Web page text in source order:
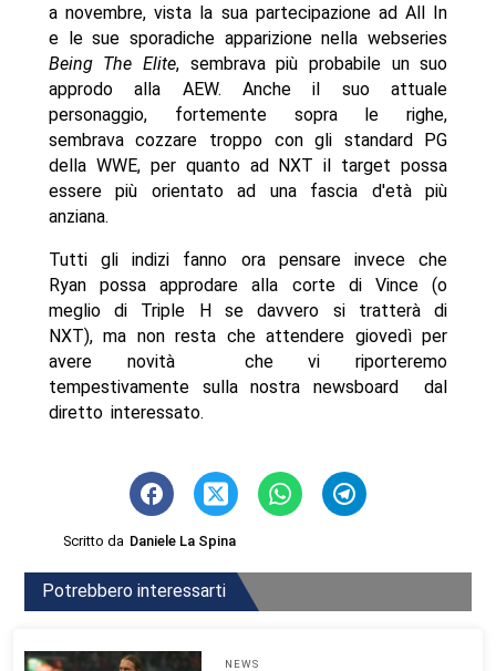
a novembre, vista la sua partecipazione ad All In
e le sue sporadiche apparizione nella webseries
Being The Elite, sembrava più probabile un suo
approdo alla AEW. Anche il suo attuale
personaggio, fortemente sopra le righe,
sembrava cozzare troppo con gli standard PG
della WWE, per quanto ad NXT il target possa
essere più orientato ad una fascia d'età più
anziana.
Tutti gli indizi fanno ora pensare invece che
Ryan possa approdare alla corte di Vince (o
meglio di Triple H se davvero si tratterà di
NXT), ma non resta che attendere giovedì per
avere novità  che vi riporteremo
tempestivamente sulla nostra newsboard  dal
diretto interessato.
Scritto da Daniele La Spina
Potrebbero interessarti
NEWS